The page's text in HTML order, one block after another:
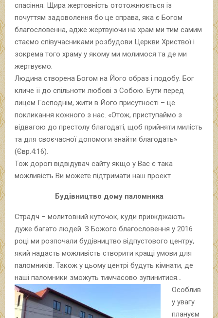
спасіння. Щира жертовність ототожнюється із
почуттям задоволення бо це справа, яка є Богом
благословенна, адже жертвуючи на храм ми тим самим
стаємо співучасниками розбудови Церкви Христвої і
зокрема того храму у якому ми молимося та де ми
жертвуємо.
Людина створена Богом на Його образ і подобу. Бог
кличе її до спільноти любові з Собою. Бути перед
лицем Господнім, жити в Його присутності – це
покликання кожного з нас. «Отож, приступаймо з
відвагою до престолу благодаті, щоб прийняти милість
та для своєчасної допомоги знайти благодать»
(Євр.4:16).
Тож дорогі відвідувач сайту якщо у Вас є така
можливість Ви можете підтримати наш проект
Будівництво дому паломника
Страдч – молитовний куточок, куди приїжджають
дуже багато людей. З Божого благословення у 2016
році ми розпочали будівництво відпустового центру,
який надасть можливість створити кращі умови для
паломників. Також у цьому центрі будуть кімнати, де
наші паломники зможуть тимчасово зупинитися…
Особлив
у увагу
плануєм